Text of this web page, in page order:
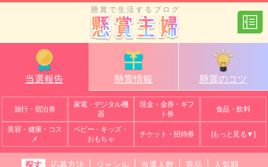
懸賞で生活するブログ
当選報告 懸賞情報 懸賞のコツ
旅行・宿泊券
家電・デジタル機
器
現金・金券・ギフ
ト券
食品・飲料
美容・健康・コス
メ
ベビー・キッズ・
おもちゃ
チケット・招待券 [もっと見る▼]
探す 応募方法 ジャンル 当選人数 賞品 人気順